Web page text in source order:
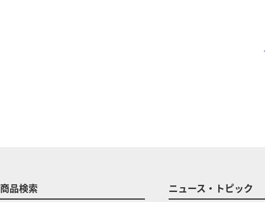
商品検索 ニュース・トピック